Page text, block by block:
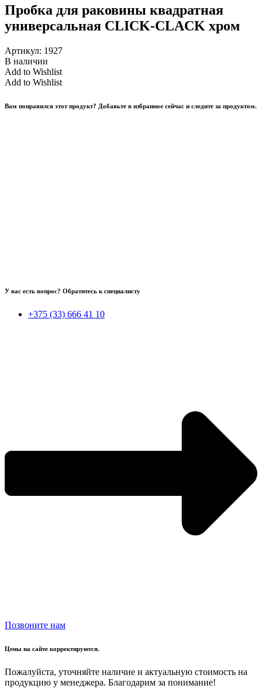
Пробка для раковины квадратная
универсальная CLICK-CLACK хром
Артикул: 1927
В наличии
Add to Wishlist
Add to Wishlist
Вам понравился этот продукт? Добавьте в избранное сейчас и следите за продуктом.
У вас есть вопрос? Обратитесь к специалисту
+375 (33) 666 41 10
Позвоните нам
Цены на сайте корректируются.
Пожалуйста, уточняйте наличие и актуальную стоимость на
продукцию у менеджера. Благодарим за понимание!